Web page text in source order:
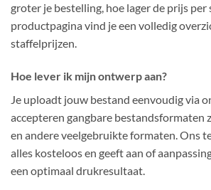
groter je bestelling, hoe lager de prijs per
productpagina vind je een volledig
staffelprijzen.
Hoe lever ik mijn ontwerp aan?
Je uploadt jouw bestand eenvoudig via
accepteren gangbare bestandsformaten
en andere veelgebruikte formaten. Ons
alles kosteloos en geeft aan of
een optimaal drukresultaat.